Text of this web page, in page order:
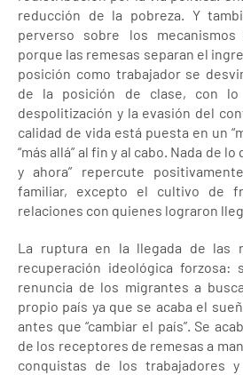
reducción de la pobreza. Y
perverso sobre los
porque las remesas separan el
posición como trabajador se
de la posición de clase, con
despolitización y la evasión del
calidad de vida está puesta en un
“más allá” al fin y al cabo. Nada de
y ahora” repercute
familiar, excepto el cultivo de
relaciones con quienes lograron
La ruptura en la llegada de las
recuperación ideológica forzosa:
renuncia de los migrantes a
propio país ya que se acaba el
antes que “cambiar el país”. Se
de los receptores de remesas a
conquistas de los trabajadores y